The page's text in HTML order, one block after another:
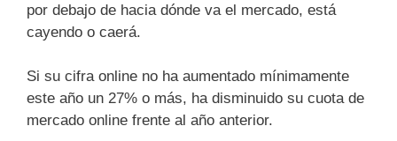
por debajo de hacia dónde va el mercado, está
cayendo o caerá.
Si su cifra online no ha aumentado mínimamente
este año un 27% o más, ha disminuido su cuota de
mercado online frente al año anterior.